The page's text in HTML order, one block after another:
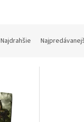
Najdrahšie